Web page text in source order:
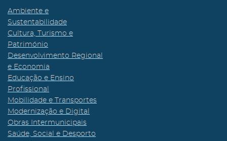
Ambiente e
Sustentabilidade
Cultura, Turismo e
Património
Desenvolvimento Regional
e Economia
Educação e Ensino
Profissional
Mobilidade e Transportes
Modernização e Digital
Obras Intermunicipais
Saúde, Social e Desporto